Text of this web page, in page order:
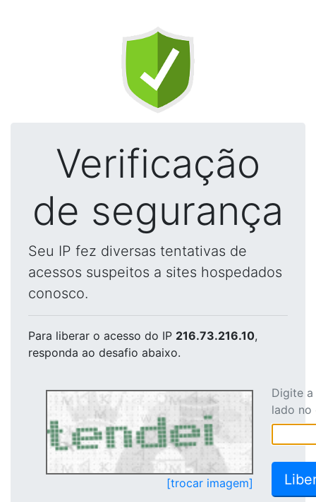
Verificação
de segurança
Seu IP fez diversas tentativas de
acessos suspeitos a sites hospedados
conosco.
Para liberar o acesso do IP 216.73.216.10,
responda ao desafio abaixo.
[trocar imagem]
Digite
lado no